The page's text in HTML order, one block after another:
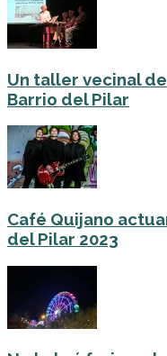
Un taller vecinal
Barrio del Pilar
Café Quijano
del Pilar 2023